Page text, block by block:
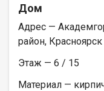
Дом
Адрес —
район, Красноярск
Этаж — 6 / 15
Материал —